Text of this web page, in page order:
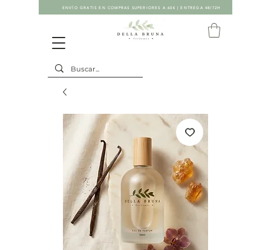
ENVÍO GRATIS EN COMPRAS SUPERIORES A 60€ | ENTREGA 48/72H